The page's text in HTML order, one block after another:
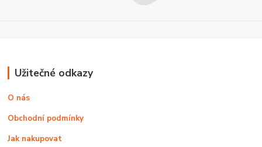
Užitečné odkazy
O nás
Obchodní podmínky
Jak nakupovat